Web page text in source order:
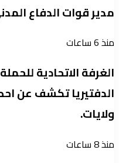
مدير قوات الدفاع
منذ 6 ساعات
الغرفة الاتحادية
ولايات.
منذ 8 ساعات